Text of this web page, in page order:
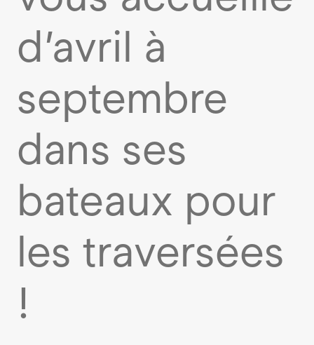
d’avril à
septembre
dans ses
bateaux pour
les traversées
!